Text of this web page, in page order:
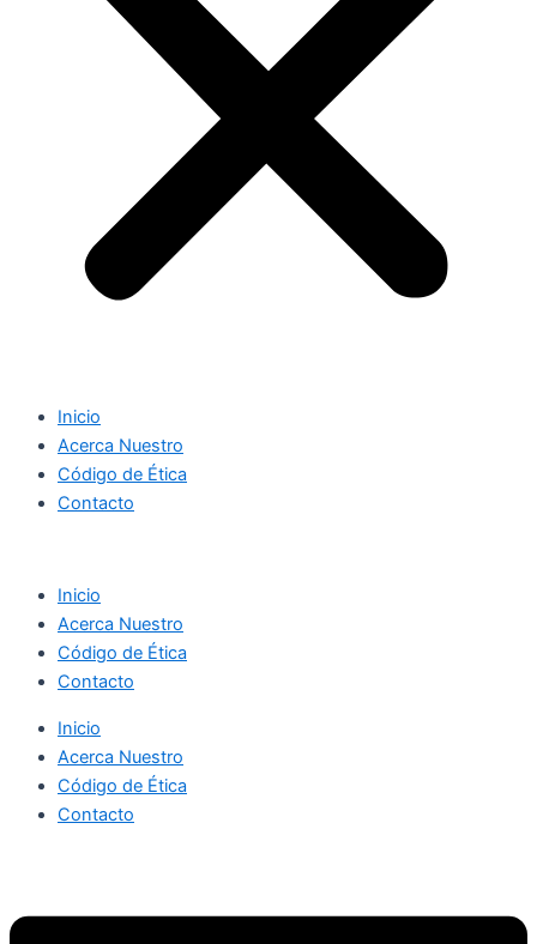
Inicio
Acerca Nuestro
Código de Ética
Contacto
Inicio
Acerca Nuestro
Código de Ética
Contacto
Inicio
Acerca Nuestro
Código de Ética
Contacto